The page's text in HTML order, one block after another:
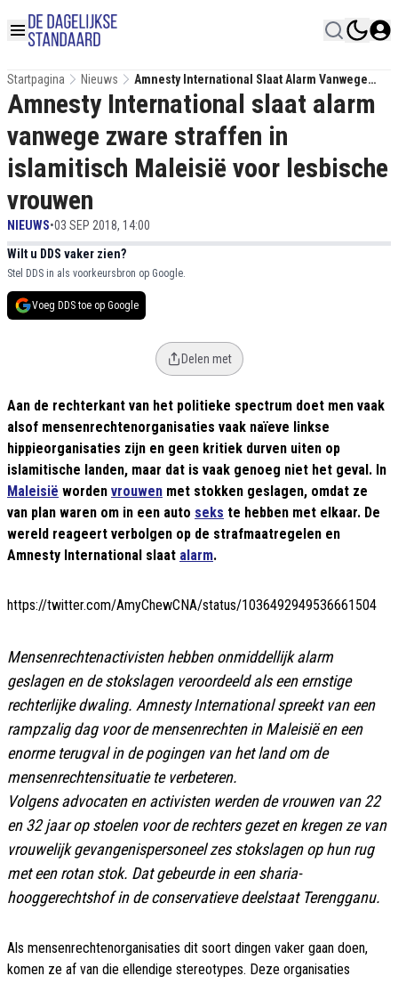
Startpagina Nieuws
Amnesty International Slaat Alarm Vanwege
Zware Straffen In Islamitisch Maleisië Voor
Lesbische Vrouwen
Amnesty International slaat alarm
vanwege zware straffen in
islamitisch Maleisië voor lesbische
vrouwen
NIEUWS•03 SEP 2018, 14:00
Wilt u DDS vaker zien?
Stel DDS in als voorkeursbron op Google.
Voeg DDS toe op Google
Delen met
Aan de rechterkant van het politieke spectrum doet men vaak
alsof mensenrechtenorganisaties vaak naïeve linkse
hippieorganisaties zijn en geen kritiek durven uiten op
islamitische landen, maar dat is vaak genoeg niet het geval. In
Maleisië worden vrouwen met stokken geslagen, omdat ze
van plan waren om in een auto seks te hebben met elkaar. De
wereld reageert verbolgen op de strafmaatregelen en
Amnesty International slaat alarm.
https://twitter.com/AmyChewCNA/status/1036492949536661504
Mensenrechtenactivisten hebben onmiddellijk alarm
geslagen en de stokslagen veroordeeld als een ernstige
rechterlijke dwaling. Amnesty International spreekt van een
rampzalig dag voor de mensenrechten in Maleisië en een
enorme terugval in de pogingen van het land om de
mensenrechtensituatie te verbeteren.
Volgens advocaten en activisten werden de vrouwen van 22
en 32 jaar op stoelen voor de rechters gezet en kregen ze van
vrouwelijk gevangenispersoneel zes stokslagen op hun rug
met een rotan stok. Dat gebeurde in een sharia-
hooggerechtshof in de conservatieve deelstaat Terengganu.
Als mensenrechtenorganisaties dit soort dingen vaker gaan doen,
komen ze af van die ellendige stereotypes. Deze organisaties